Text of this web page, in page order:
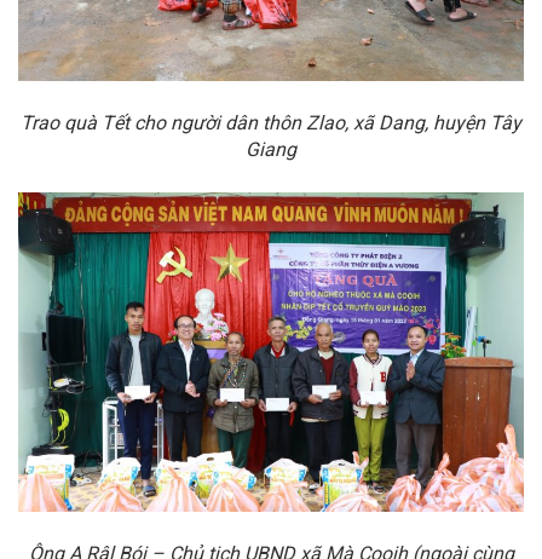
Trao quà Tết cho người dân thôn Zlao, xã Dang, huyện Tây
Giang
Ông A Râl Bói – Chủ tịch UBND xã Mà Cooih (ngoài cùng